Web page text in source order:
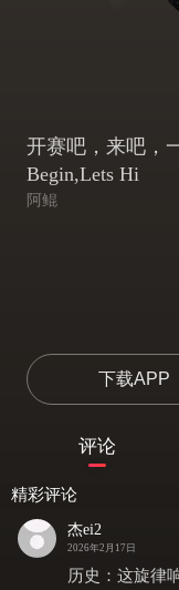
开赛吧，来吧，
Begin,Lets Hi
阿鲲
下载APP
评论
精彩评论
杰ei2
2026年2月17日
历史：这旋律